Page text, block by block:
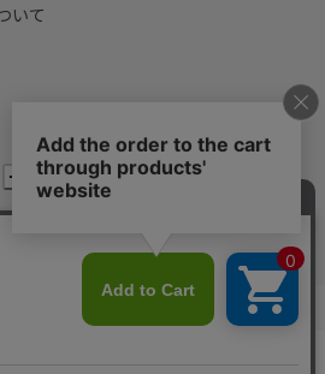
いて
プライバシーポリシー
ズ服の通販Circus All Rights reserved.